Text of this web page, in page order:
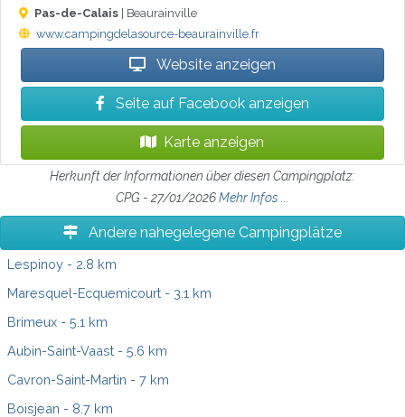
Pas-de-Calais | Beaurainville
www.campingdelasource-beaurainville.fr
Website anzeigen
Seite auf Facebook anzeigen
Karte anzeigen
Herkunft der Informationen über diesen Campingplatz:
CPG - 27/01/2026Mehr Infos ...
Andere nahegelegene Campingplätze
Lespinoy - 2.8 km
Maresquel-Ecquemicourt - 3.1 km
Brimeux - 5.1 km
Aubin-Saint-Vaast - 5.6 km
Cavron-Saint-Martin - 7 km
Boisjean - 8.7 km